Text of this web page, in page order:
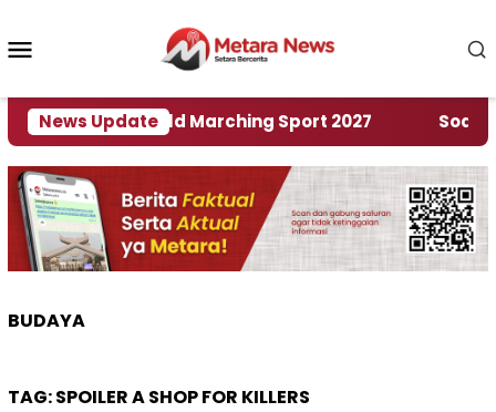
konten
News Update
Rumah World Marching Sport 2027 ‎Soal
BUDAYA
TAG:SPOILER A SHOP FOR KILLERS